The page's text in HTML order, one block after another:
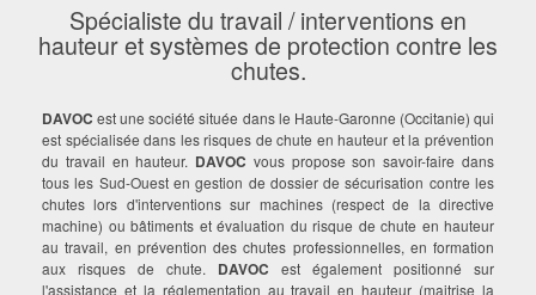
Spécialiste du travail / interventions en
hauteur et systèmes de protection contre les
chutes.
DAVOC est une société située dans le Haute-Garonne (Occitanie) qui
est spécialisée dans les risques de chute en hauteur et la prévention
du travail en hauteur. DAVOC vous propose son savoir-faire dans
tous les Sud-Ouest en gestion de dossier de sécurisation contre les
chutes lors d'interventions sur machines (respect de la directive
machine) ou bâtiments et évaluation du risque de chute en hauteur
au travail, en prévention des chutes professionnelles, en formation
aux risques de chute. DAVOC est également positionné sur
l'assistance et la réglementation au travail en hauteur (maitrise la